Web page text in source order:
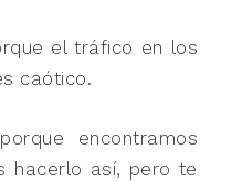
el tráfico en los
caótico.
encontramos
hacerlo así, pero te